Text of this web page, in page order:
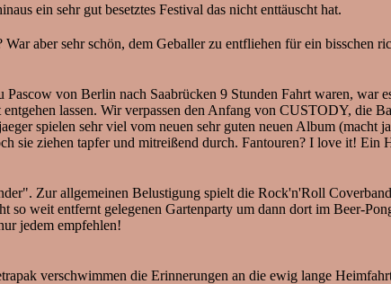
ein sehr gut besetztes Festival das nicht enttäuscht hat.
War aber sehr schön, dem Geballer zu entfliehen für ein bisschen
von Berlin nach Saabrücken 9 Stunden Fahrt waren, war
lassen. Wir verpassen den Anfang von CUSTODY, die
spielen sehr viel vom neuen sehr guten neuen Album (macht
ziehen tapfer und mitreißend durch. Fantouren? I love it! Ein
Zur allgemeinen Belustigung spielt die Rock'n'Roll
weit entfernt gelegenen Gartenparty um dann dort im Beer-
jedem empfehlen!
verschwimmen die Erinnerungen an die ewig lange